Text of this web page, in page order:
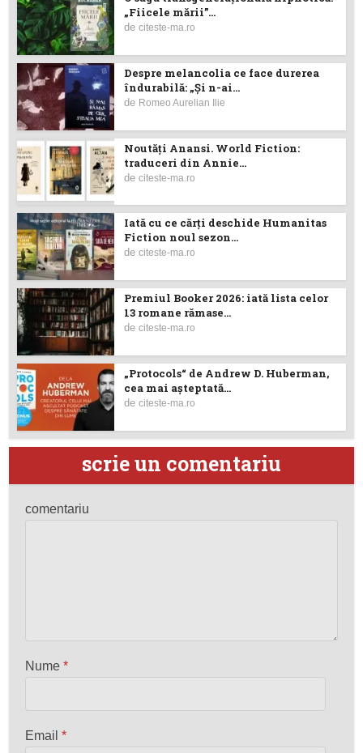
„Fiicele mării”...
deciteste-ma.ro
Despre melancolia ce face durerea
îndurabilă: „Și n-ai...
de Romeo Aurelian Ilie
Noutăţi Anansi. World Fiction:
traduceri din Annie...
deciteste-ma.ro
Iată cu ce cărţi deschide Humanitas
Fiction noul sezon...
deciteste-ma.ro
Premiul Booker 2026: iată lista celor
13 romane rămase...
deciteste-ma.ro
„Protocols“ de Andrew D. Huberman,
cea mai așteptată...
deciteste-ma.ro
scrie un comentariu
comentariu
Nume*
Email*